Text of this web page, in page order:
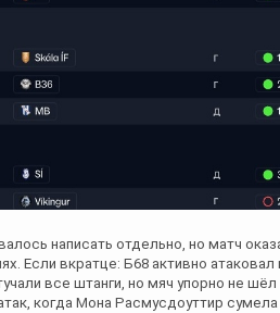
написать отдельно, но матч
Если вкратце: Б68 активно
все штанги, но мяч упорно не
когда Мона Расмусдоуттир